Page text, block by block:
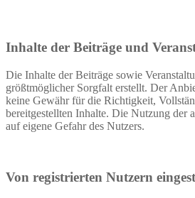
Inhalte der Beiträge und
Die Inhalte der Beiträge sowie
größtmöglicher Sorgfalt erstellt. Der
keine Gewähr für die Richtigkeit,
bereitgestellten Inhalte. Die Nutzung der
auf eigene Gefahr des Nutzers.
Von registrierten Nutzern